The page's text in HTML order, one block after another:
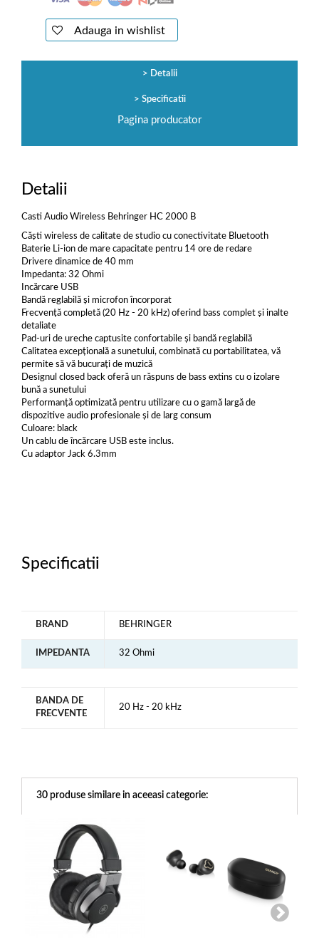
Adauga in wishlist
Detalii
Specificatii
Pagina producator
Detalii
Casti Audio Wireless Behringer HC 2000 B
Căști wireless de calitate de studio cu conectivitate Bluetooth
Baterie Li-ion de mare capacitate pentru 14 ore de redare
Drivere dinamice de 40 mm
Impedanta: 32 Ohmi
Incărcare USB
Bandă reglabilă și microfon încorporat
Frecvență completă (20 Hz - 20 kHz) oferind bass complet și inalte
detaliate
Pad-uri de ureche captusite confortabile și bandă reglabilă
Calitatea excepțională a sunetului, combinată cu portabilitatea, vă
permite să vă bucurați de muzică
Designul closed back oferă un răspuns de bass extins cu o izolare
bună a sunetului
Performanță optimizată pentru utilizare cu o gamă largă de
dispozitive audio profesionale și de larg consum
Culoare: black
Un cablu de încărcare USB este inclus.
Cu adaptor Jack 6.3mm
Specificatii
BRAND BEHRINGER
IMPEDANTA 32 Ohmi
BANDA DE
FRECVENTE
20 Hz - 20 kHz
30 produse similare in aceeasi categorie: